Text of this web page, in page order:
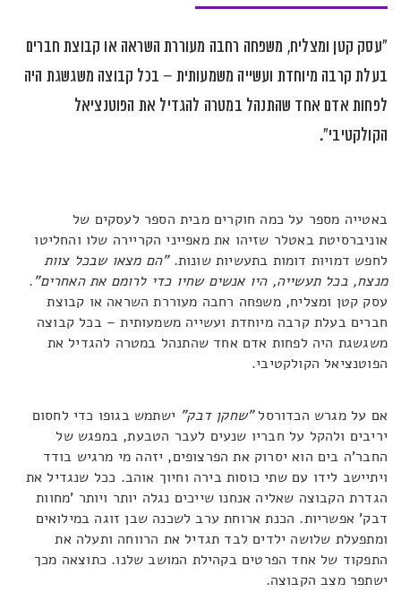
"עסק קטן ומצליח, משפחה רחבה מעוררת השראה או קבוצת חברים
בעלת קרבה מיוחדת ועשייה משמעותית – בכל קבוצה משגשגת היה
לפחות אדם אחד שהתנהל במטרה להגדיל את הפוטנציאל
הקולקטיבי".
באטייה מספר על כמה חוקרים מבית הספר לעסקים של
אוניברסיטת באטלר שזיהו את מאפייני הקריירה שלו והחליטו
לחפש דמויות דומות בתעשיות שונות."הם מצאו שבכל צוות
מנצח, בכל תעשייה, היו אנשים שחיו כדי לרומם את האחרים".
עסק קטן ומצליח, משפחה רחבה מעוררת השראה או קבוצת
חברים בעלת קרבה מיוחדת ועשייה משמעותית – בכל קבוצה
משגשגת היה לפחות אדם אחד שהתנהל במטרה להגדיל את
הפוטנציאל הקולקטיבי.
אם על מגרש הכדורסל"שחקן דבק" ישתמש בגופו כדי לחסום
יריבים ולהקל על חבריו שנעים לעבר הטבעת, במפגש של
החבר'ה בים הוא יסרוק את הפרצופים, יזהה מי מרגיש בודד
ויתיישב לידו עם שתי כוסות בירה וחיוך אוהב. ככל שנגדיל את
הגדרת הקבוצה שאליה אנחנו שייכים נגלה יותר ויותר 'מחוות
דבק' אפשריות. הכנת ארוחת ערב לשכנה שבן זוגה במילואים
ומתפעלת שלושה ילדים לבד תגדיל את הרווחה ותעלה את
התפקוד של אחד הפרטים בקהילת המושב שלנו. כתוצאה מכך
ישתפר מצב הקבוצה.